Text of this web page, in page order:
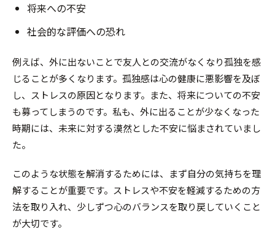
将来への不安
社会的な評価への恐れ
例えば、外に出ないことで友人との交流がなくなり孤独を感
じることが多くなります。孤独感は心の健康に悪影響を及ぼ
し、ストレスの原因となります。また、将来についての不安
も募ってしまうのです。私も、外に出ることが少なくなった
時期には、未来に対する漠然とした不安に悩まされていまし
た。
このような状態を解消するためには、まず自分の気持ちを理
解することが重要です。ストレスや不安を軽減するための方
法を取り入れ、少しずつ心のバランスを取り戻していくこと
が大切です。